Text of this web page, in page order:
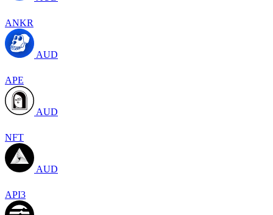
ANKR
AUD
APE
AUD
NFT
AUD
API3